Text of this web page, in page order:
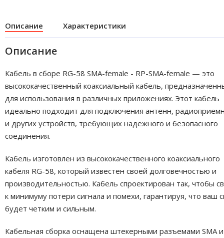
Описание Характеристики
Описание
Кабель в сборе RG-58 SMA-female - RP-SMA-female — это
высококачественный коаксиальный кабель,
для использования в различных приложениях. Этот кабель
идеально подходит для подключения антенн,
и других устройств, требующих надежного и безопасного
соединения.
Кабель изготовлен из высококачественного коаксиального
кабеля RG-58, который известен своей долговечностью и
производительностью. Кабель спроектирован так, чтобы
к минимуму потери сигнала и помехи, гарантируя, что ваш
будет четким и сильным.
Кабельная сборка оснащена штекерными разъемами SMA